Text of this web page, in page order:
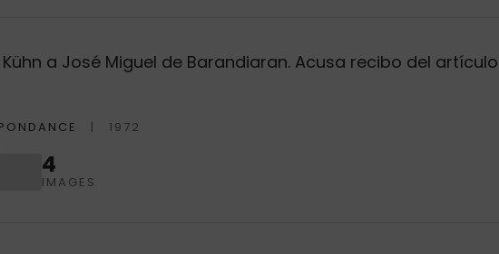
a José Miguel de Barandiaran. Acusa recibo del
1972
4
IMAGES